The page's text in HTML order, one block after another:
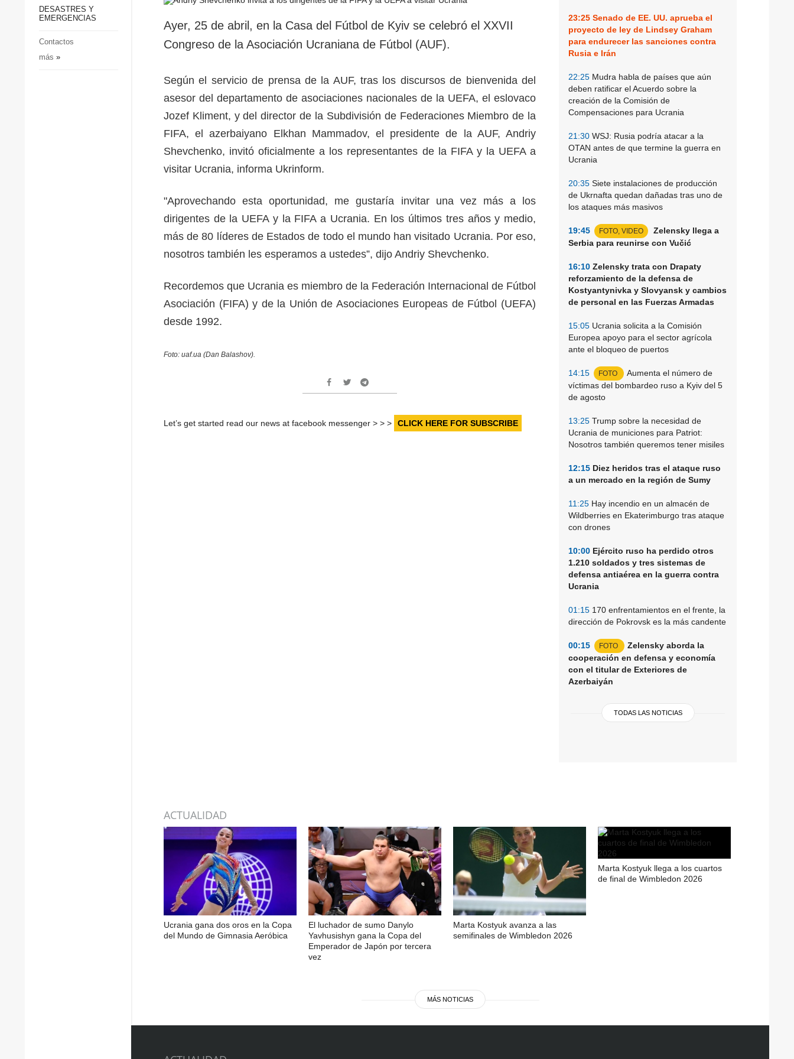
Sociedad y Cultura
Desastres y emergencias
DESASTRES Y
EMERGENCIAS
Contactos
más »
23:25 Senado de EE. UU. aprueba el
proyecto de ley de Lindsey Graham
para endurecer las sanciones contra
Rusia e Irán
22:25 Mudra habla de países que aún
deben ratificar el Acuerdo sobre la
creación de la Comisión de
Compensaciones para Ucrania
21:30 WSJ: Rusia podría atacar a la
OTAN antes de que termine la guerra en
Ucrania
20:35 Siete instalaciones de producción
de Ukrnafta quedan dañadas tras uno de
los ataques más masivos
19:45 FOTO, VIDEO
Zelensky llega a
Serbia para reunirse con Vučić
16:10 Zelensky trata con Drapaty
reforzamiento de la defensa de
Kostyantynivka y Slovyansk y cambios
de personal en las Fuerzas Armadas
15:05 Ucrania solicita a la Comisión
Europea apoyo para el sector agrícola
ante el bloqueo de puertos
14:15 FOTO
Aumenta el número de
víctimas del bombardeo ruso a Kyiv del 5
de agosto
13:25 Trump sobre la necesidad de
Ucrania de municiones para Patriot:
Nosotros también queremos tener misiles
12:15 Diez heridos tras el ataque ruso
a un mercado en la región de Sumy
11:25 Hay incendio en un almacén de
Wildberries en Ekaterimburgo tras ataque
con drones
10:00 Ejército ruso ha perdido otros
1.210 soldados y tres sistemas de
defensa antiaérea en la guerra contra
Ucrania
01:15 170 enfrentamientos en el frente, la
dirección de Pokrovsk es la más candente
00:15 FOTO
Zelensky aborda la
cooperación en defensa y economía
con el titular de Exteriores de
Azerbaiyán
TODAS LAS NOTICIAS
Ayer, 25 de abril, en la Casa del Fútbol de Kyiv se celebró el XXVII
Congreso de la Asociación Ucraniana de Fútbol (AUF).
Según el servicio de prensa de la AUF, tras los discursos de bienvenida del
asesor del departamento de asociaciones nacionales de la UEFA, el eslovaco
Jozef Kliment, y del director de la Subdivisión de Federaciones Miembro de la
FIFA, el azerbaiyano Elkhan Mammadov, el presidente de la AUF, Andriy
Shevchenko, invitó oficialmente a los representantes de la FIFA y la UEFA a
visitar Ucrania, informa Ukrinform.
"Aprovechando esta oportunidad, me gustaría invitar una vez más a los
dirigentes de la UEFA y la FIFA a Ucrania. En los últimos tres años y medio,
más de 80 líderes de Estados de todo el mundo han visitado Ucrania. Por eso,
nosotros también les esperamos a ustedes”, dijo Andriy Shevchenko.
Recordemos que Ucrania es miembro de la Federación Internacional de Fútbol
Asociación (FIFA) y de la Unión de Asociaciones Europeas de Fútbol​ (UEFA)
desde 1992.
Foto: uaf.ua (Dan Balashov).
Let’s get started read our news at facebook messenger > > > CLICK HERE FOR SUBSCRIBE
ACTUALIDAD
Ucrania gana dos oros en la Copa
del Mundo de Gimnasia Aeróbica
El luchador de sumo Danylo
Yavhusishyn gana la Copa del
Emperador de Japón por tercera
vez
Marta Kostyuk avanza a las
semifinales de Wimbledon 2026
Marta Kostyuk llega a los cuartos
de final de Wimbledon 2026
MÁS NOTICIAS